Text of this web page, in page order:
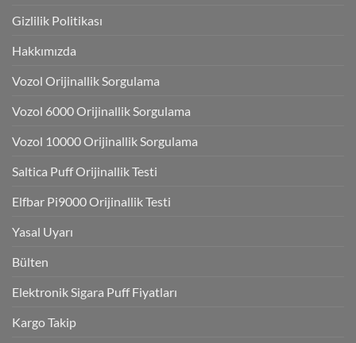
Gizlilik Politikası
Hakkımızda
Vozol Orijinallik Sorgulama
Vozol 6000 Orijinallik Sorgulama
Vozol 10000 Orijinallik Sorgulama
Saltica Puff Orijinallik Testi
Elfbar Pi9000 Orijinallik Testi
Yasal Uyarı
Bülten
Elektronik Sigara Puff Fiyatları
Kargo Takip